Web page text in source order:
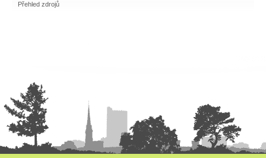
Přehled zdrojů